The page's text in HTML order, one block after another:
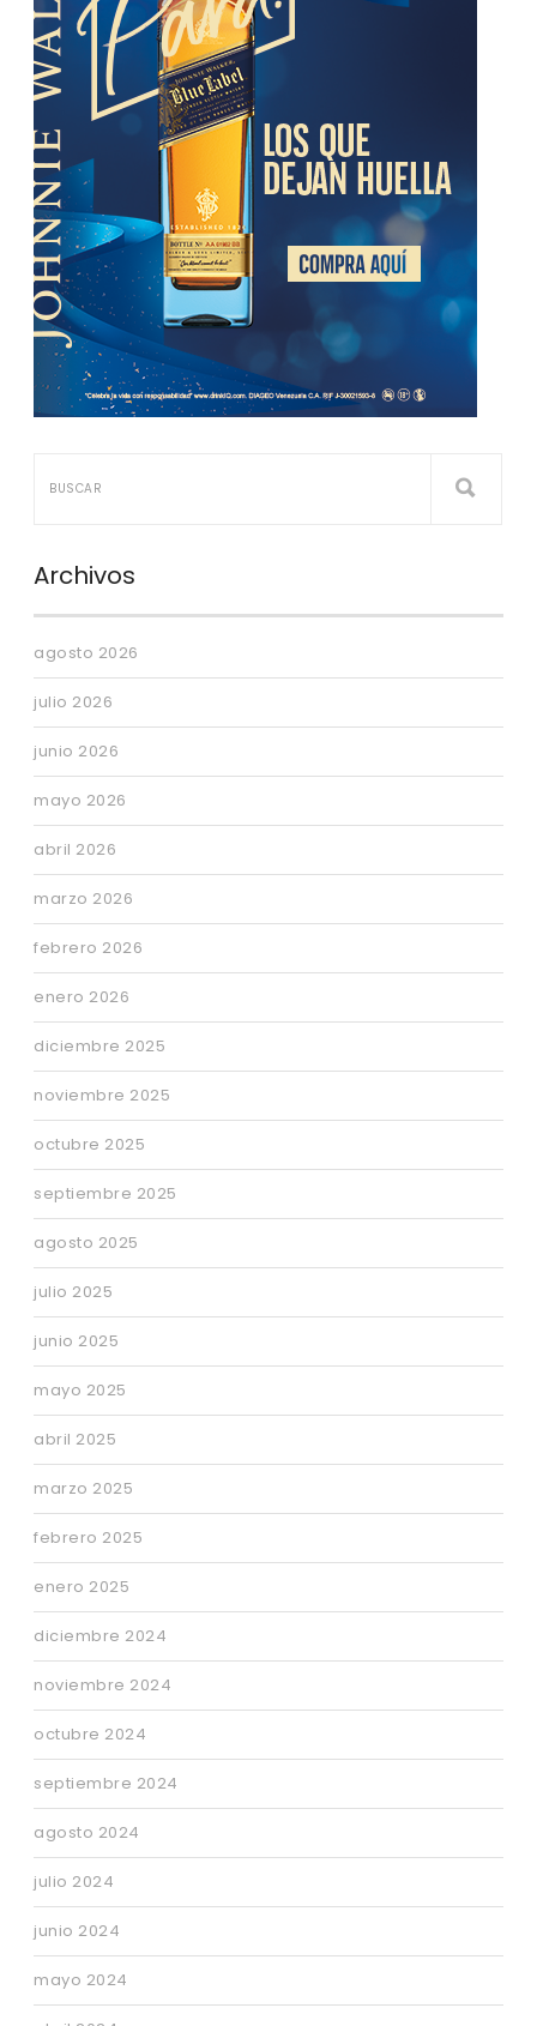
Archivos
agosto 2026
julio 2026
junio 2026
mayo 2026
abril 2026
marzo 2026
febrero 2026
enero 2026
diciembre 2025
noviembre 2025
octubre 2025
septiembre 2025
agosto 2025
julio 2025
junio 2025
mayo 2025
abril 2025
marzo 2025
febrero 2025
enero 2025
diciembre 2024
noviembre 2024
octubre 2024
septiembre 2024
agosto 2024
julio 2024
junio 2024
mayo 2024